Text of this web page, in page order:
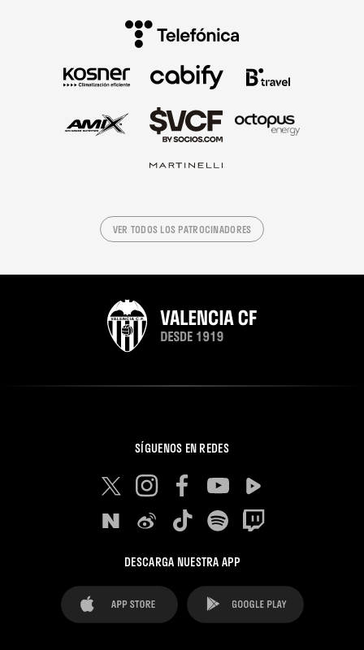
VER TODOS LOS PATROCINADORES
SÍGUENOS EN REDES
DESCARGA NUESTRA APP